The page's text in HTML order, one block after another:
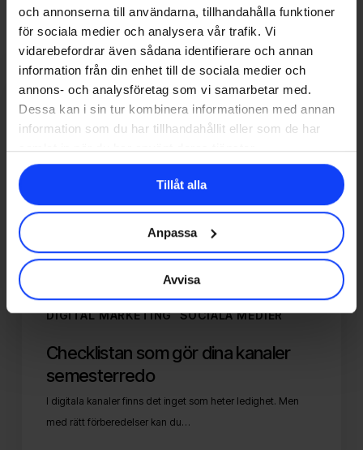
och annonserna till användarna, tillhandahålla funktioner
för sociala medier och analysera vår trafik. Vi
vidarebefordrar även sådana identifierare och annan
information från din enhet till de sociala medier och
annons- och analysföretag som vi samarbetar med.
Dessa kan i sin tur kombinera informationen med annan
information som du har tillhandahållit eller som de har
samlat in när du har använt deras tjänster.
Tillåt alla
Anpassa
Avvisa
Related Posts
CONTENT MARKETING
DIGITAL MARKETING SOCIALA MEDIER
Checklistan
som
gör
dina
kanaler
Checklistan som gör dina kanaler
semesterredo
I digitala kanaler finns det inget som heter ledighet. Men
med rätt förberedelser kan du…